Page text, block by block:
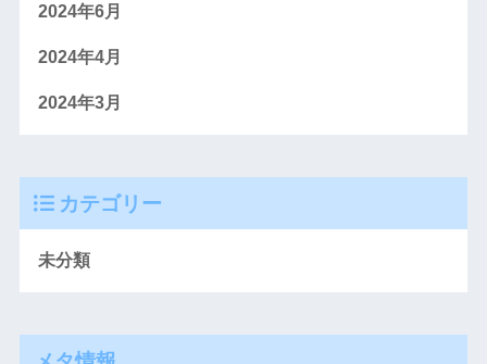
2024年6月
2024年4月
2024年3月
カテゴリー
未分類